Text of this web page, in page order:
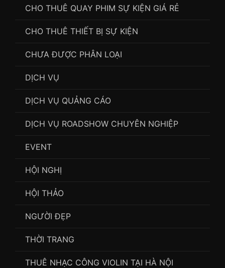
CHO THUÊ QUAY PHIM SỰ KIỆN GIÁ RẺ
CHO THUÊ THIẾT BỊ SỰ KIỆN
CHƯA ĐƯỢC PHÂN LOẠI
DỊCH VỤ
DỊCH VỤ QUẢNG CÁO
DỊCH VỤ ROADSHOW CHUYÊN NGHIỆP
EVENT
HỘI NGHỊ
HỘI THẢO
NGƯỜI ĐẸP
THỜI TRANG
THUÊ NHẠC CÔNG VIOLIN TẠI HÀ NỘI